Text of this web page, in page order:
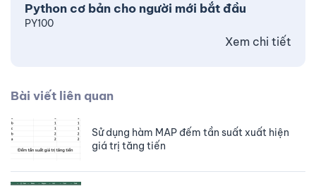
Python cơ bản cho người mới bắt đầu
PY100
Xem chi tiết
Bài viết liên quan
Sử dụng hàm MAP đếm tần suất xuất hiện
giá trị tăng tiến